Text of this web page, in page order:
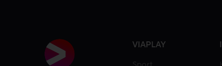
VIAPLAY